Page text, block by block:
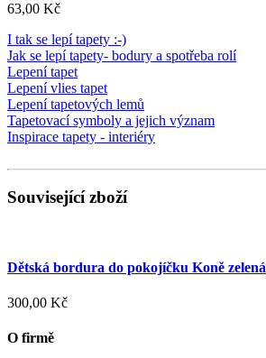
63,00 Kč
I tak se lepí tapety :-)
Jak se lepí tapety- bodury a spotřeba rolí
Lepení tapet
Lepení vlies tapet
Lepení tapetových lemů
Tapetovací symboly a jejich význam
Inspirace tapety - interiéry
Související zboží
Dětská bordura do pokojíčku Koně zelená
300,00 Kč
O firmě